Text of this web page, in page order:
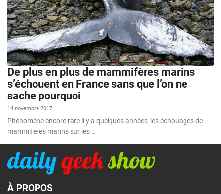
De plus en plus de mammifères marins
s’échouent en France sans que l’on ne
sache pourquoi
14 novembre 2017
Phénomène encore rare il y a quelques années, les échouages de
mammifères marins sur les …
À PROPOS